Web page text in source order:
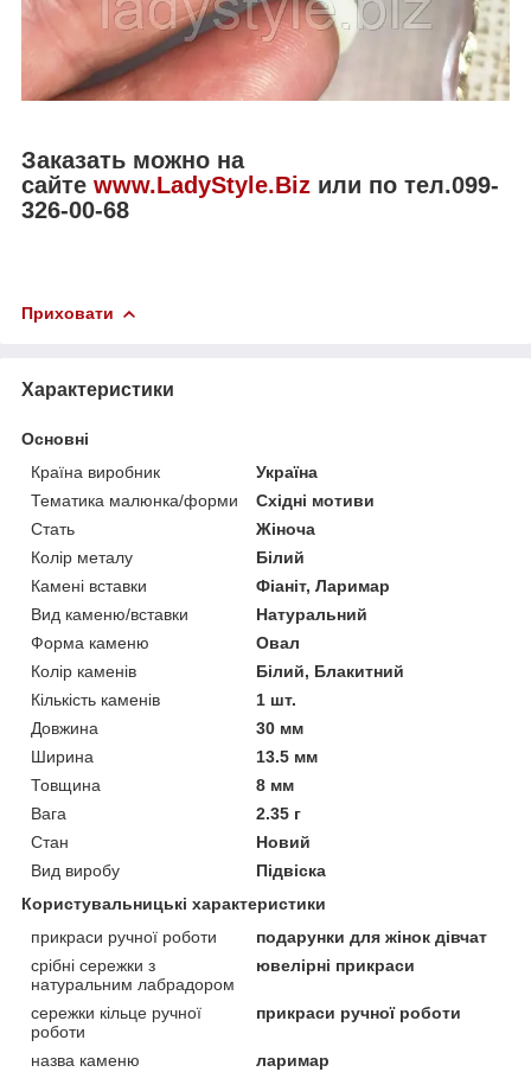
Заказать можно на
сайте www.LadyStyle.Biz или по тел.099-
326-00-68
Приховати
Характеристики
Основні
Країна виробник
Україна
Тематика малюнка/форми
Східні мотиви
Стать
Жіноча
Колір металу
Білий
Камені вставки
Фіаніт, Ларимар
Вид каменю/вставки
Натуральний
Форма каменю
Овал
Колір каменів
Білий, Блакитний
Кількість каменів
1 шт.
Довжина
30 мм
Ширина
13.5 мм
Товщина
8 мм
Вага
2.35 г
Стан
Новий
Вид виробу
Підвіска
Користувальницькі характеристики
прикраси ручної роботи
подарунки для жінок дівчат
срібні сережки з
натуральним лабрадором
ювелірні прикраси
сережки кільце ручної
роботи
прикраси ручної роботи
назва каменю ларимар